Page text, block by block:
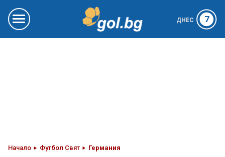
ДНЕС 7
Начало Футбол Свят Германия